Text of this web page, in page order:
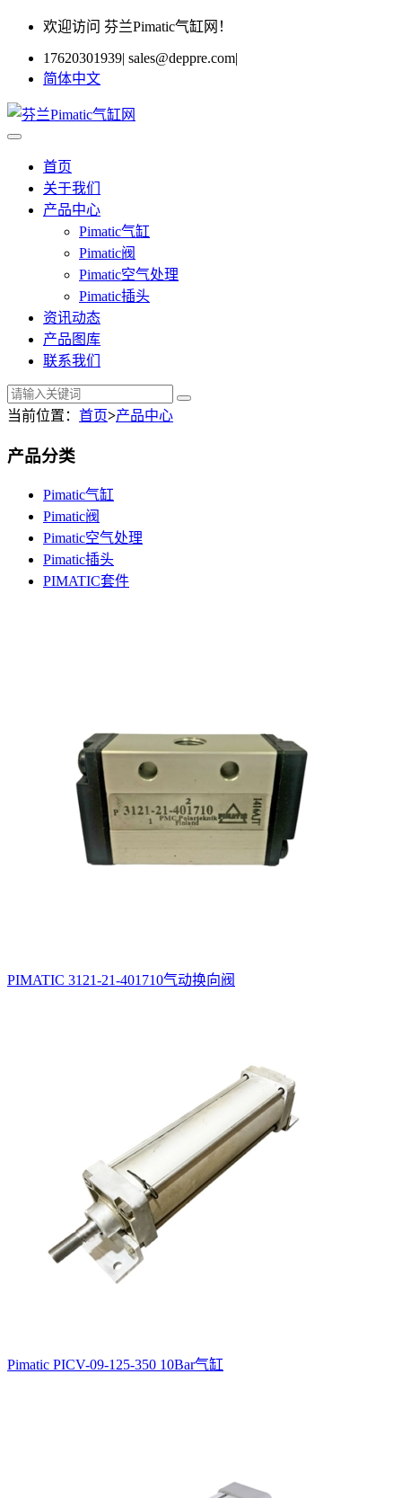
欢迎访问 芬兰Pimatic气缸网！
17620301939| sales@deppre.com|
简体中文
首页
关于我们
产品中心
Pimatic气缸
Pimatic阀
Pimatic空气处理
Pimatic插头
资讯动态
产品图库
联系我们
当前位置： 首页>产品中心
产品分类
Pimatic气缸
Pimatic阀
Pimatic空气处理
Pimatic插头
PIMATIC套件
PIMATIC 3121-21-401710气动换向阀
Pimatic PICV-09-125-350 10Bar气缸